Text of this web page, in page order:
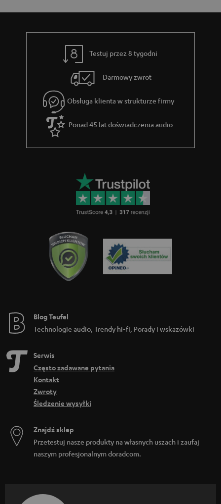
y
c
e
g
w
a
r
o
Testuj przez 8 tygodni
Darmowy zwrot
Obsługa klienta w strukturze firmy
Ponad 45 lat doświadczenia audio
Blog Teufel
Technologie audio, Trendy hi-fi, Porady i wskazówki
Serwis
Często zadawane pytania
Kontakt
Zwroty
Śledzenie wysyłki
Znajdź sklep
Przetestuj nasze produkty na własnych uszach i zaufaj
naszym profesjonalnym doradcom.